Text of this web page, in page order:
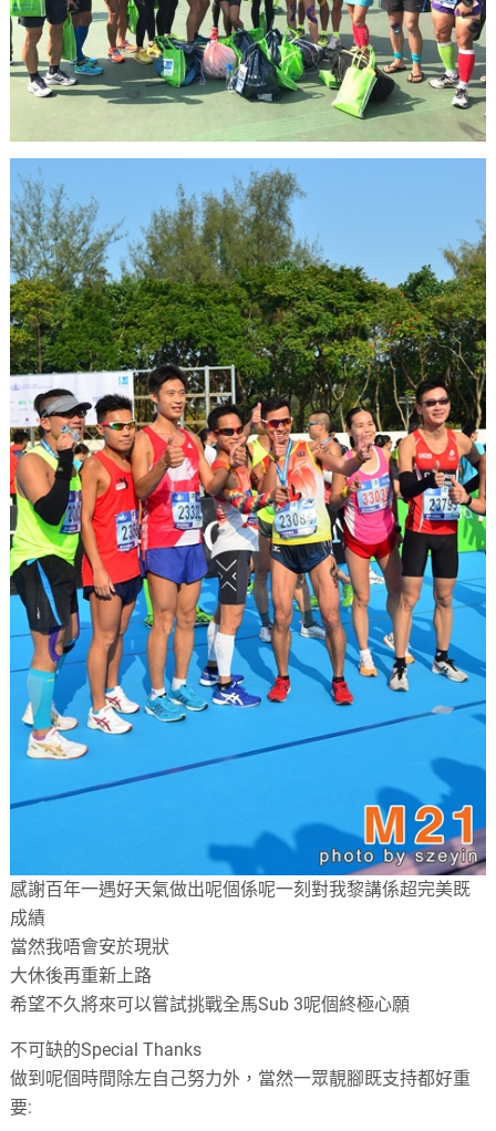
感謝百年一遇好天氣做出呢個係呢一刻對我黎講係超完美既
成績
當然我唔會安於現狀
大休後再重新上路
希望不久將來可以嘗試挑戰全馬Sub 3呢個終極心願
不可缺的Special Thanks
做到呢個時間除左自己努力外 ， 當然一眾靚腳既支持都好重
要: